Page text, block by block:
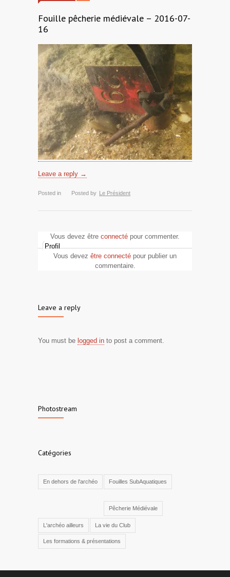
Fouille pêcherie médiévale – 2016-07-
16
Leave a reply →
Posted in Posted by Le Président
Vous devez être connecté pour commenter.
Profil
Vous devez être connecté pour publier un
commentaire.
Leave a reply
You must be logged in to post a comment.
Photostream
Catégories
En dehors de l'archéo Fouilles SubAquatiques
Pêcherie Médiévale
L'archéo ailleurs La vie du Club
Les formations & présentations